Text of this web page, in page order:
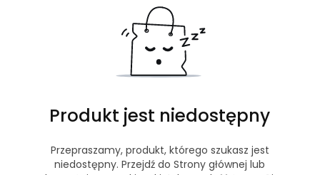
Produkt jest niedostępny
Przepraszamy, produkt, którego szukasz jest
niedostępny. Przejdź do Strony głównej lub